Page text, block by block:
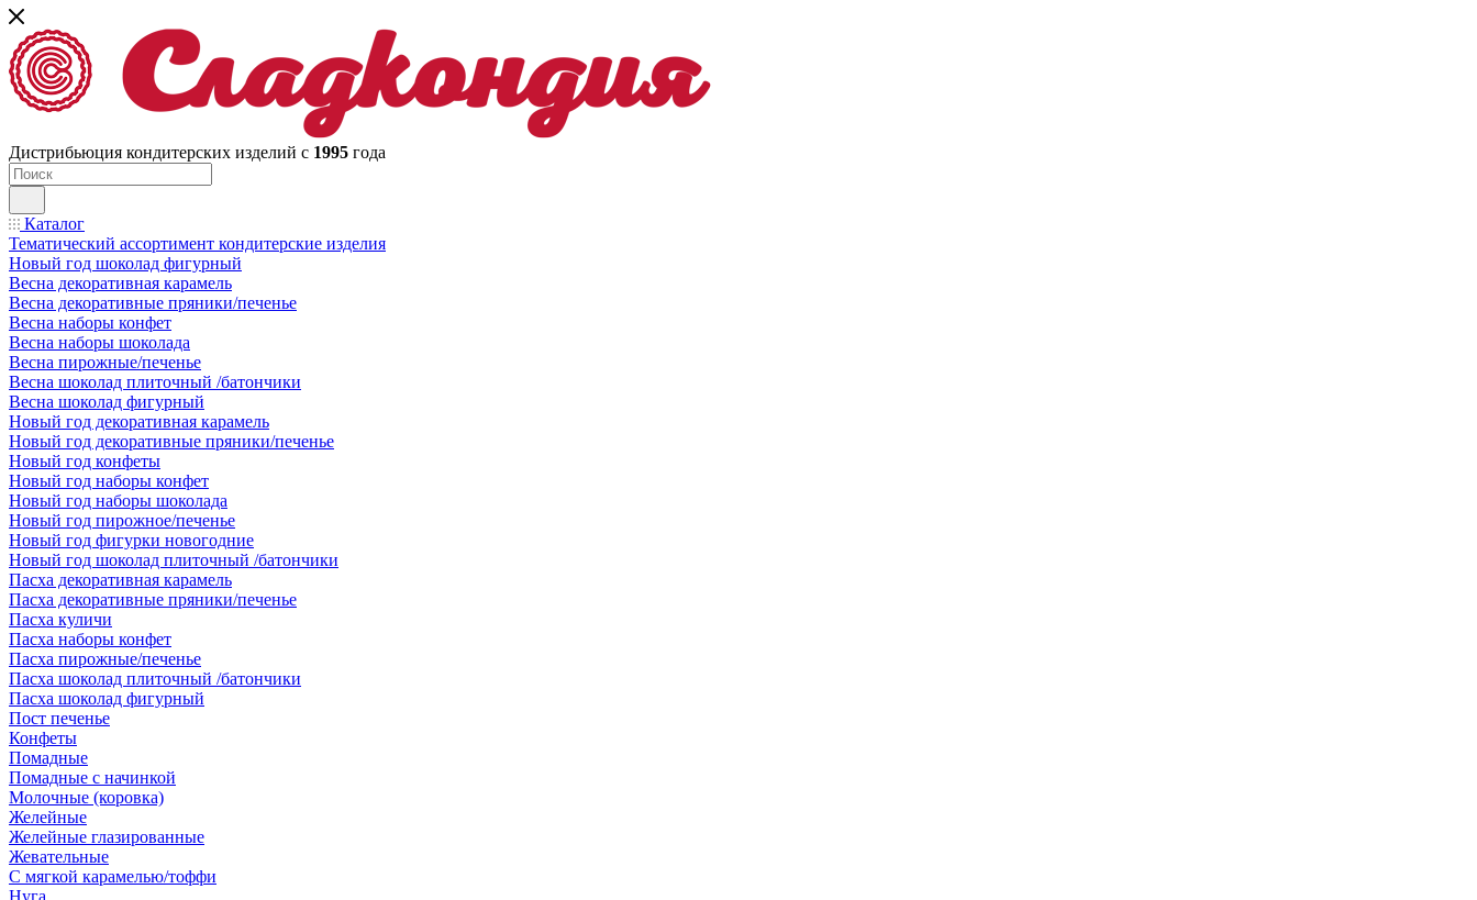
Дистрибьюция кондитерских изделий с 1995 года
Каталог
Тематический ассортимент кондитерские изделия
Новый год шоколад фигурный
Весна декоративная карамель
Весна декоративные пряники/печенье
Весна наборы конфет
Весна наборы шоколада
Весна пирожные/печенье
Весна шоколад плиточный /батончики
Весна шоколад фигурный
Новый год декоративная карамель
Новый год декоративные пряники/печенье
Новый год конфеты
Новый год наборы конфет
Новый год наборы шоколада
Новый год пирожное/печенье
Новый год фигурки новогодние
Новый год шоколад плиточный /батончики
Пасха декоративная карамель
Пасха декоративные пряники/печенье
Пасха куличи
Пасха наборы конфет
Пасха пирожные/печенье
Пасха шоколад плиточный /батончики
Пасха шоколад фигурный
Пост печенье
Конфеты
Помадные
Помадные с начинкой
Молочные (коровка)
Желейные
Желейные глазированные
Жевательные
С мягкой карамелью/тоффи
Нуга